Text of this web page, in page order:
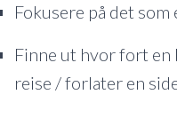
Fokusere på det
Finne ut hvor fort
reise / forlater en